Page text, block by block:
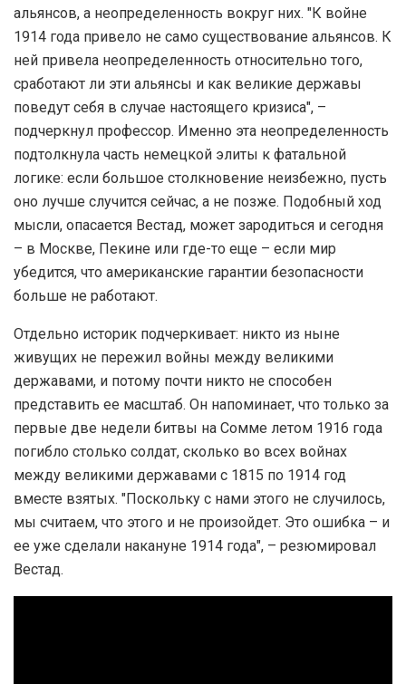
альянсов, а неопределенность вокруг них. "К войне
1914 года привело не само существование альянсов. К
ней привела неопределенность относительно того,
сработают ли эти альянсы и как великие державы
поведут себя в случае настоящего кризиса", –
подчеркнул профессор. Именно эта неопределенность
подтолкнула часть немецкой элиты к фатальной
логике: если большое столкновение неизбежно, пусть
оно лучше случится сейчас, а не позже. Подобный ход
мысли, опасается Вестад, может зародиться и сегодня
– в Москве, Пекине или где-то еще – если мир
убедится, что американские гарантии безопасности
больше не работают.
Отдельно историк подчеркивает: никто из ныне
живущих не пережил войны между великими
державами, и потому почти никто не способен
представить ее масштаб. Он напоминает, что только за
первые две недели битвы на Сомме летом 1916 года
погибло столько солдат, сколько во всех войнах
между великими державами с 1815 по 1914 год
вместе взятых. "Поскольку с нами этого не случилось,
мы считаем, что этого и не произойдет. Это ошибка – и
ее уже сделали накануне 1914 года", – резюмировал
Вестад.